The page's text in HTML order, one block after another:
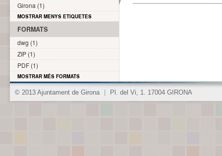
Girona (1)
MOSTRAR MENYS ETIQUETES
FORMATS
dwg (1)
ZIP (1)
PDF (1)
MOSTRAR MÉS FORMATS
© 2013 Ajuntament de Girona Pl. del Vi, 1. 17004 GIRONA